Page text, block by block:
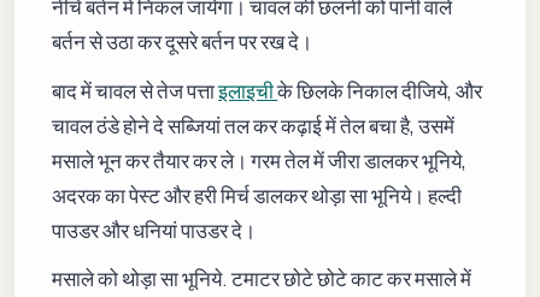
नीचे बर्तन में निकल जायेगा। चावल की छलनी को पानी वाले
बर्तन से उठा कर दूसरे बर्तन पर रख दे।
बाद में चावल से तेज पत्ताइलाइचीके छिलके निकाल दीजिये, और
चावल ठंडे होने दे सब्जियां तल कर कढ़ाई में तेल बचा है, उसमें
मसाले भून कर तैयार कर ले। गरम तेल में जीरा डालकर भूनिये,
अदरक का पेस्ट और हरी मिर्च डालकर थोड़ा सा भूनिये। हल्दी
पाउडर और धनियां पाउडर दे।
मसाले को थोड़ा सा भूनिये. टमाटर छोटे छोटे काट कर मसाले में